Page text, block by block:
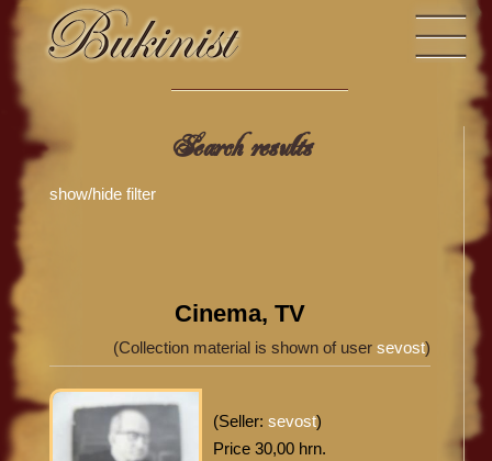
Search results
show/hide filter
Cinema, TV
(Collection material is shown of user sevost)
(Seller: sevost)
Price 30,00 hrn.